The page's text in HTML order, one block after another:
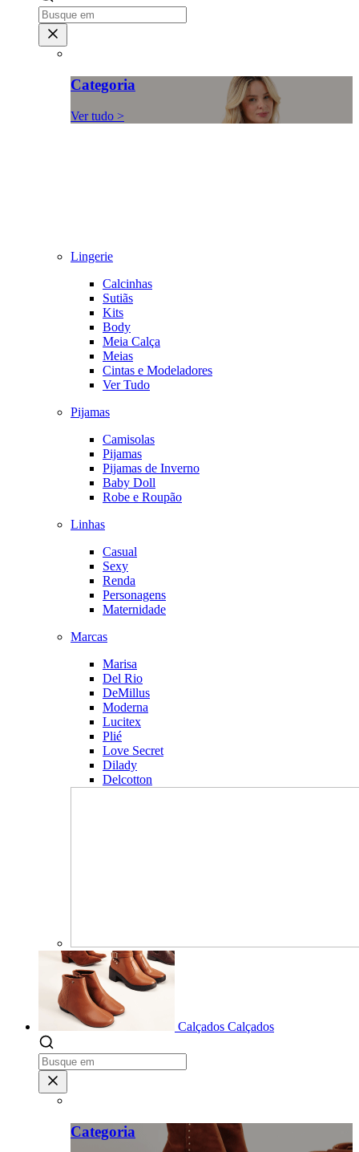
Categoria
Ver tudo >
Lingerie
Calcinhas
Sutiãs
Kits
Body
Meia Calça
Meias
Cintas e Modeladores
Ver Tudo
Pijamas
Camisolas
Pijamas
Pijamas de Inverno
Baby Doll
Robe e Roupão
Linhas
Casual
Sexy
Renda
Personagens
Maternidade
Marcas
Marisa
Del Rio
DeMillus
Moderna
Lucitex
Plié
Love Secret
Dilady
Delcotton
Calçados Calçados
Categoria